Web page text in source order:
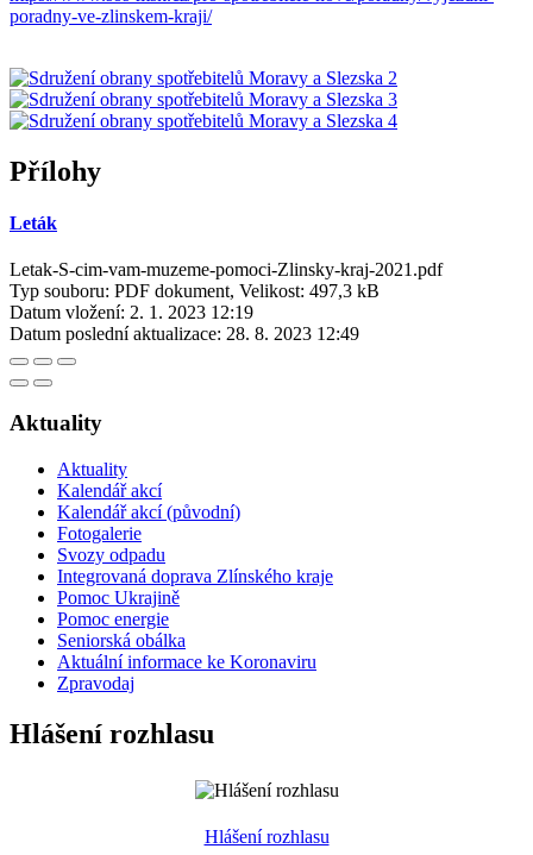
poradny-ve-zlinskem-kraji/
Přílohy
Leták
Letak-S-cim-vam-muzeme-pomoci-Zlinsky-kraj-2021.pdf
Typ souboru: PDF dokument, Velikost: 497,3 kB
Datum vložení: 2. 1. 2023 12:19
Datum poslední aktualizace: 28. 8. 2023 12:49
Aktuality
Aktuality
Kalendář akcí
Kalendář akcí (původní)
Fotogalerie
Svozy odpadu
Integrovaná doprava Zlínského kraje
Pomoc Ukrajině
Pomoc energie
Seniorská obálka
Aktuální informace ke Koronaviru
Zpravodaj
Hlášení rozhlasu
Hlášení rozhlasu